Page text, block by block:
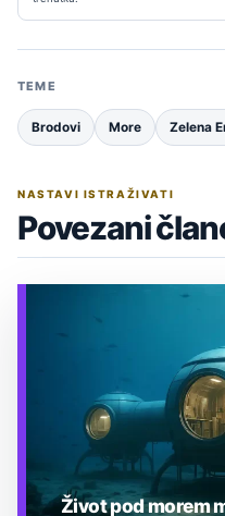
TEME
Brodovi More Zelena
NASTAVI ISTRAŽIVATI
Povezani
Život pod morem